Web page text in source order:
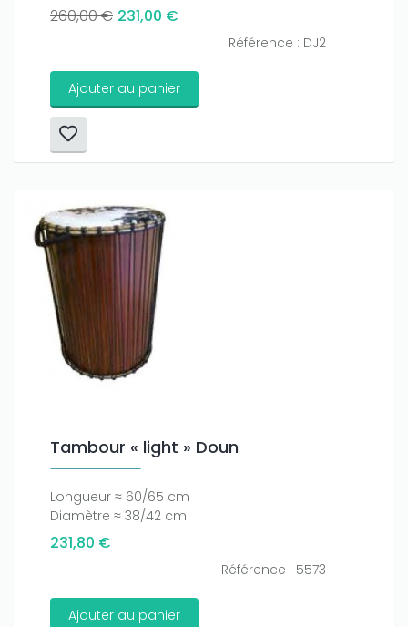
260,00 € 231,00 €
Référence : DJ2
Ajouter au panier
Tambour « light » Doun
Longueur ≈ 60/65 cm
Diamètre ≈ 38/42 cm
231,80 €
Référence : 5573
Ajouter au panier